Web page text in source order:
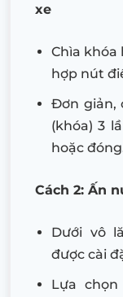
xe
Chìa khóa
hợp nút
Đơn giản,
(khóa) 3
hoặc
Cách 2: Ấn
Dưới vô
được cài
Lựa